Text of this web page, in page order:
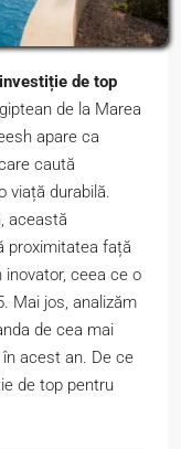
de top
de la Marea
apare ca
caută
viață durabilă.
această
proximitatea față
ceea ce o
Mai jos, analizăm
de cea mai
acest an. De ce
de top pentru